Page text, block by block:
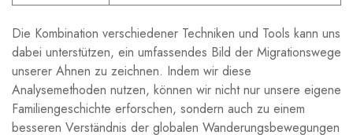
Die Kombination‌ verschiedener‍ Techniken und Tools‌ kann ⁣uns
dabei ‌unterstützen, ‍ein umfassendes Bild ‌der​ Migrationswege
⁤unserer⁣ Ahnen zu zeichnen. Indem wir diese
Analysemethoden nutzen, können wir nicht nur unsere eigene
Familiengeschichte erforschen, sondern auch⁣ zu einem
⁣besseren ⁢Verständnis der globalen Wanderungsbewegungen